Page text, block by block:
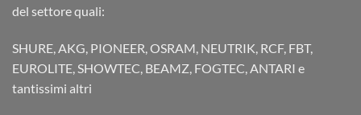
del settore quali:
SHURE, AKG, PIONEER, OSRAM, NEUTRIK, RCF, FBT,
EUROLITE, SHOWTEC, BEAMZ, FOGTEC, ANTARI e
tantissimi altri